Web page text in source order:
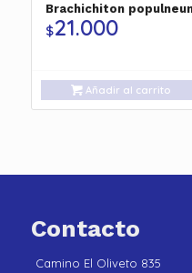
Brachichiton
$21.000
Añadir al carrito
Contacto
Camino El Oliveto 835